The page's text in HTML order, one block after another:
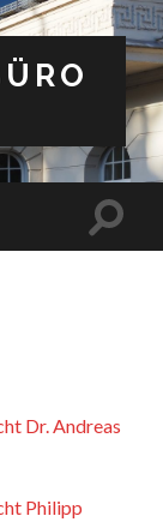
Dr. Andreas
Philipp